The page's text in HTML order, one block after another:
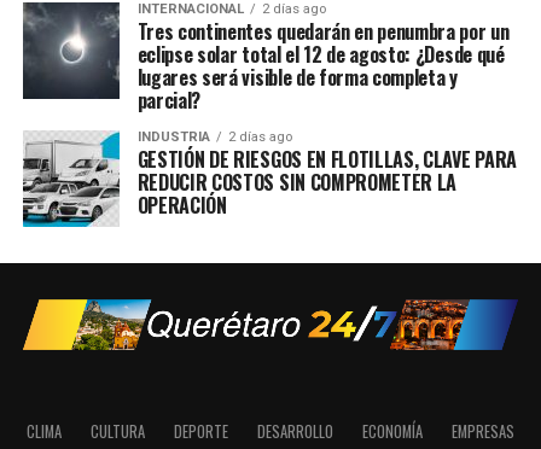
INTERNACIONAL 2 días ago
Tres continentes quedarán en penumbra por un
eclipse solar total el 12 de agosto: ¿Desde qué
lugares será visible de forma completa y
parcial?
INDUSTRIA 2 días ago
GESTIÓN DE RIESGOS EN FLOTILLAS, CLAVE PARA
REDUCIR COSTOS SIN COMPROMETER LA
OPERACIÓN
CLIMA CULTURA DEPORTE DESARROLLO ECONOMÍA
EMPRESAS